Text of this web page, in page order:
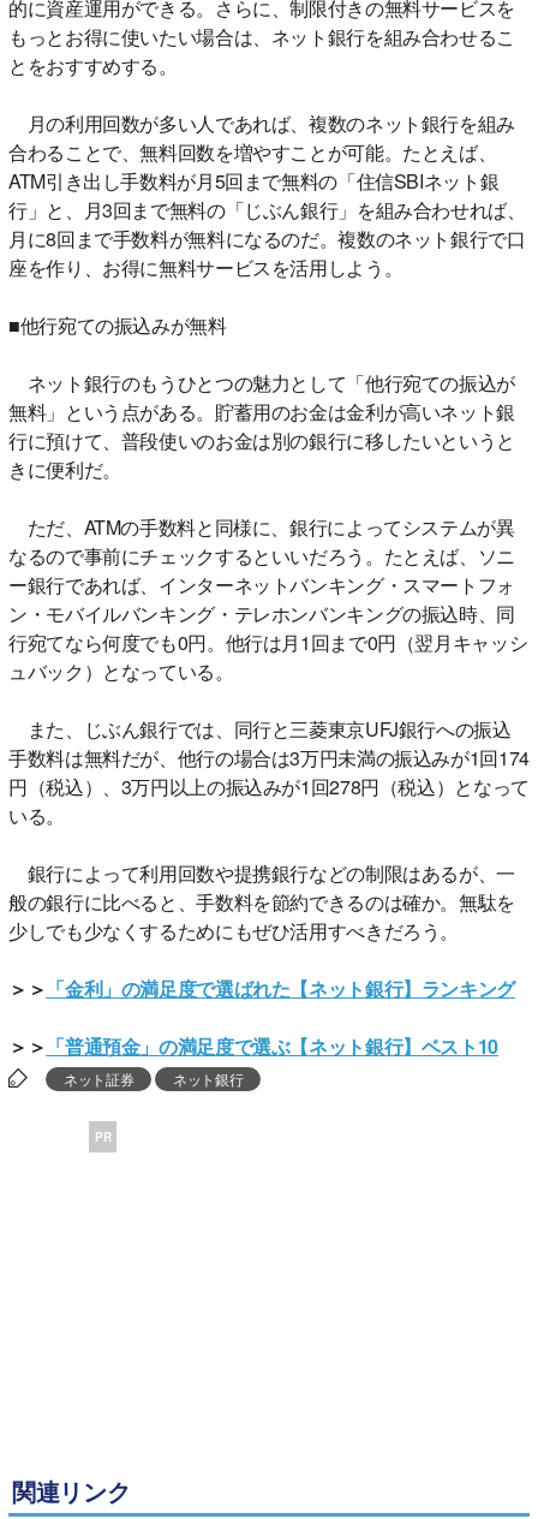
的に資産運用ができる。さらに、制限付きの無料サービスを
もっとお得に使いたい場合は、ネット銀行を組み合わせるこ
とをおすすめする。
月の利用回数が多い人であれば、複数のネット銀行を組み
合わることで、無料回数を増やすことが可能。たとえば、
ATM引き出し手数料が月5回まで無料の「住信SBIネット銀
行」と、月3回まで無料の「じぶん銀行」を組み合わせれば、
月に8回まで手数料が無料になるのだ。複数のネット銀行で口
座を作り、お得に無料サービスを活用しよう。
■他行宛ての振込みが無料
ネット銀行のもうひとつの魅力として「他行宛ての振込が
無料」という点がある。貯蓄用のお金は金利が高いネット銀
行に預けて、普段使いのお金は別の銀行に移したいというと
きに便利だ。
ただ、ATMの手数料と同様に、銀行によってシステムが異
なるので事前にチェックするといいだろう。たとえば、ソニ
ー銀行であれば、インターネットバンキング・スマートフォ
ン・モバイルバンキング・テレホンバンキングの振込時、同
行宛てなら何度でも0円。他行は月1回まで0円（翌月キャッシ
ュバック）となっている。
また、じぶん銀行では、同行と三菱東京UFJ銀行への振込
手数料は無料だが、他行の場合は3万円未満の振込みが1回174
円（税込）、3万円以上の振込みが1回278円（税込）となって
いる。
銀行によって利用回数や提携銀行などの制限はあるが、一
般の銀行に比べると、手数料を節約できるのは確か。無駄を
少しでも少なくするためにもぜひ活用すべきだろう。
＞＞ 「金利」の満足度で選ばれた【ネット銀行】ランキング
＞＞ 「普通預金」の満足度で選ぶ【ネット銀行】ベスト10
ネット証券 ネット銀行
PR
関連リンク